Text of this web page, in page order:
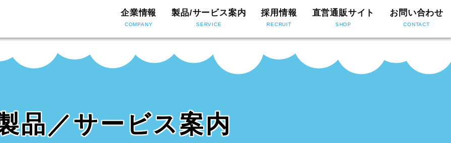
企業情報
COMPANY
製品/サービス案内
SERVICE
採用情報
RECRUIT
直営通販サイト
SHOP
お問い合わせ
CONTACT
品／サービス案内